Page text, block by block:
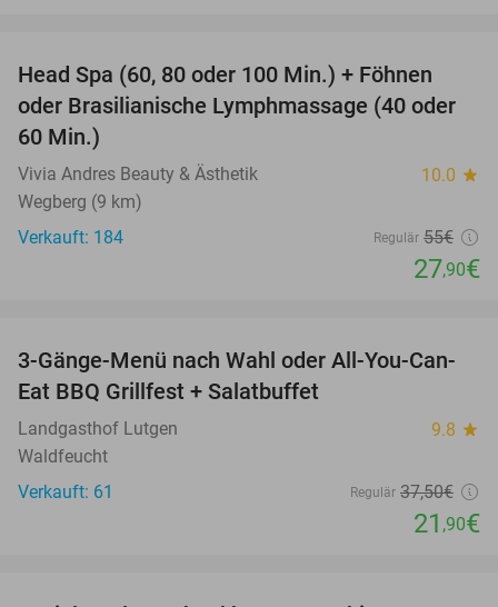
49%
Head Spa (60, 80 oder 100 Min.) + Föhnen
oder Brasilianische Lymphmassage (40 oder
60 Min.)
Vivia Andres Beauty & Ästhetik 10.0 star
Wegberg (9 km)
Verkauft: 184
Regulär 55€
27,90€
42%
3-Gänge-Menü nach Wahl oder All-You-Can-
Eat BBQ Grillfest + Salatbuffet
Landgasthof Lutgen 9.8 star
Waldfeucht
Verkauft: 61
Regulär 37,50€
21 ,90€